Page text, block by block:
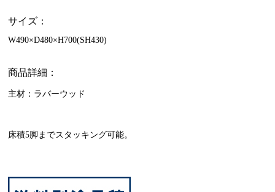
サイズ：
W490×D480×H700(SH430)
商品詳細：
主材：ラバーウッド
床積5脚までスタッキング可能。